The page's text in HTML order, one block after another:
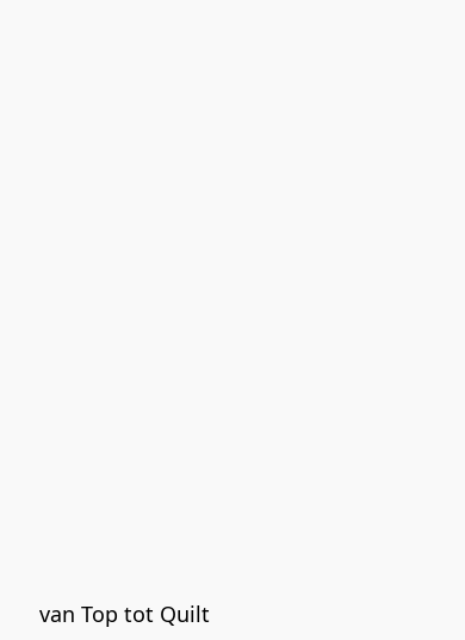
van Top tot Quilt